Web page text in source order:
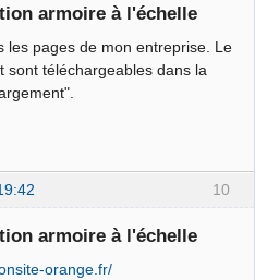
armoire à l'échelle
les pages de mon entreprise. Le
sont téléchargeables dans la
10
armoire à l'échelle
orange.fr/